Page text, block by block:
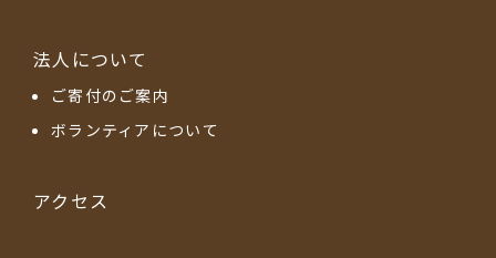
法人について
ご寄付のご案内
ボランティアについて
アクセス